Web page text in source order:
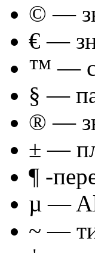
© —
€ —
™ —
§ —
® —
± —
¶ -
µ —
~ —